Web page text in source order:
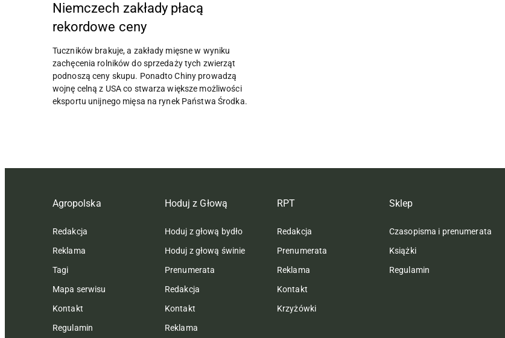
Niemczech zakłady płacą
rekordowe ceny
Tuczników brakuje, a zakłady mięsne w wyniku
zachęcenia rolników do sprzedaży tych zwierząt
podnoszą ceny skupu. Ponadto Chiny prowadzą
wojnę celną z USA co stwarza większe możliwości
eksportu unijnego mięsa na rynek Państwa Środka.
Agropolska
Redakcja
Reklama
Tagi
Mapa serwisu
Kontakt
Regulamin
Hoduj z Głową
Hoduj z głową bydło
Hoduj z głową świnie
Prenumerata
Redakcja
Kontakt
Reklama
RPT
Redakcja
Prenumerata
Reklama
Kontakt
Krzyżówki
Sklep
Czasopisma i prenumerata
Książki
Regulamin